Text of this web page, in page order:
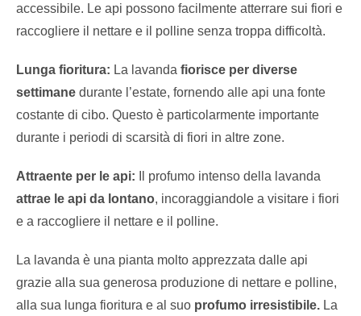
accessibile. Le api possono facilmente atterrare sui fiori e
raccogliere il nettare e il polline senza troppa difficoltà.
Lunga fioritura: La lavanda fiorisce per diverse
settimane durante l’estate, fornendo alle api una fonte
costante di cibo. Questo è particolarmente importante
durante i periodi di scarsità di fiori in altre zone.
Attraente per le api: Il profumo intenso della lavanda
attrae le api da lontano, incoraggiandole a visitare i fiori
e a raccogliere il nettare e il polline.
La lavanda è una pianta molto apprezzata dalle api
grazie alla sua generosa produzione di nettare e polline,
alla sua lunga fioritura e al suo profumo irresistibile. La